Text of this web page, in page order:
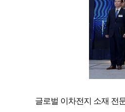
글로벌 이차전지 소재 전